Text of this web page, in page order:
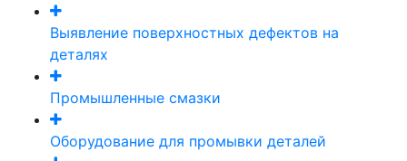
Выявление поверхностных дефектов на
деталях
Промышленные смазки
Оборудование для промывки деталей